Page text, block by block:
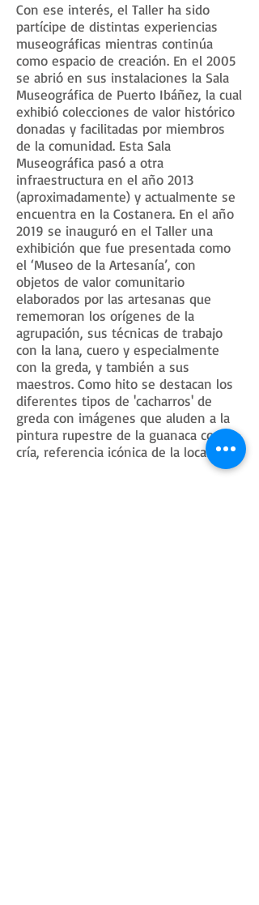
Con ese interés, el Taller ha sido
partícipe de distintas experiencias
museográficas mientras continúa
como espacio de creación. En el 2005
se abrió en sus instalaciones la Sala
Museográfica de Puerto Ibáñez, la cual
exhibió colecciones de valor histórico
donadas y facilitadas por miembros
de la comunidad. Esta Sala
Museográfica pasó a otra
infraestructura en el año 2013
(aproximadamente) y actualmente se
encuentra en la Costanera. En el año
2019 se inauguró en el Taller una
exhibición que fue presentada como
el ‘Museo de la Artesanía’, con
objetos de valor comunitario
elaborados por las artesanas que
rememoran los orígenes de la
agrupación, sus técnicas de trabajo
con la lana, cuero y especialmente
con la greda, y también a sus
maestros. Como hito se destacan los
diferentes tipos de 'cacharros' de
greda con imágenes que aluden a la
pintura rupestre de la guanaca con
cría, referencia icónica de la localidad.